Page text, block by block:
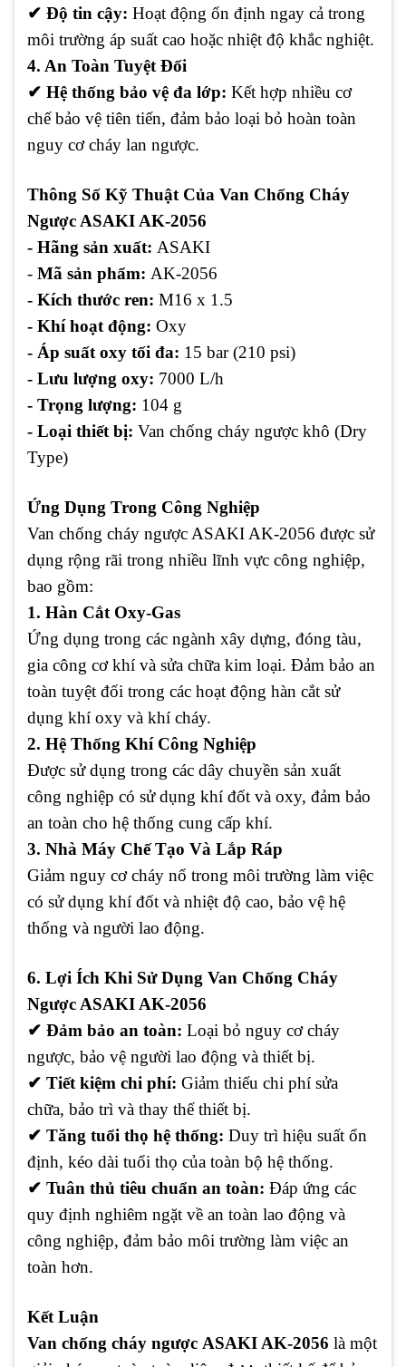
✔ Độ tin cậy: Hoạt động ổn định ngay cả trong
môi trường áp suất cao hoặc nhiệt độ khắc nghiệt.
4. An Toàn Tuyệt Đối
✔ Hệ thống bảo vệ đa lớp: Kết hợp nhiều cơ
chế bảo vệ tiên tiến, đảm bảo loại bỏ hoàn toàn
nguy cơ cháy lan ngược.
Thông Số Kỹ Thuật Của Van Chống Cháy
Ngược ASAKI AK-2056
- Hãng sản xuất: ASAKI
- Mã sản phẩm: AK-2056
- Kích thước ren: M16 x 1.5
- Khí hoạt động: Oxy
- Áp suất oxy tối đa: 15 bar (210 psi)
- Lưu lượng oxy: 7000 L/h
- Trọng lượng: 104 g
- Loại thiết bị: Van chống cháy ngược khô (Dry
Type)
Ứng Dụng Trong Công Nghiệp
Van chống cháy ngược ASAKI AK-2056 được sử
dụng rộng rãi trong nhiều lĩnh vực công nghiệp,
bao gồm:
1. Hàn Cắt Oxy-Gas
Ứng dụng trong các ngành xây dựng, đóng tàu,
gia công cơ khí và sửa chữa kim loại. Đảm bảo an
toàn tuyệt đối trong các hoạt động hàn cắt sử
dụng khí oxy và khí cháy.
2. Hệ Thống Khí Công Nghiệp
Được sử dụng trong các dây chuyền sản xuất
công nghiệp có sử dụng khí đốt và oxy, đảm bảo
an toàn cho hệ thống cung cấp khí.
3. Nhà Máy Chế Tạo Và Lắp Ráp
Giảm nguy cơ cháy nổ trong môi trường làm việc
có sử dụng khí đốt và nhiệt độ cao, bảo vệ hệ
thống và người lao động.
6. Lợi Ích Khi Sử Dụng Van Chống Cháy
Ngược ASAKI AK-2056
✔ Đảm bảo an toàn: Loại bỏ nguy cơ cháy
ngược, bảo vệ người lao động và thiết bị.
✔ Tiết kiệm chi phí: Giảm thiểu chi phí sửa
chữa, bảo trì và thay thế thiết bị.
✔ Tăng tuổi thọ hệ thống: Duy trì hiệu suất ổn
định, kéo dài tuổi thọ của toàn bộ hệ thống.
✔ Tuân thủ tiêu chuẩn an toàn: Đáp ứng các
quy định nghiêm ngặt về an toàn lao động và
công nghiệp, đảm bảo môi trường làm việc an
toàn hơn.
Kết Luận
Van chống cháy ngược ASAKI AK-2056 là một